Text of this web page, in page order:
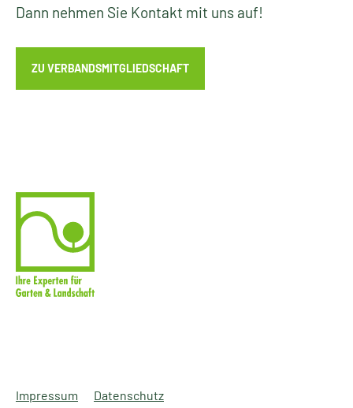
Dann nehmen Sie Kontakt mit uns auf!
ZU VERBANDSMITGLIEDSCHAFT
Impressum Datenschutz